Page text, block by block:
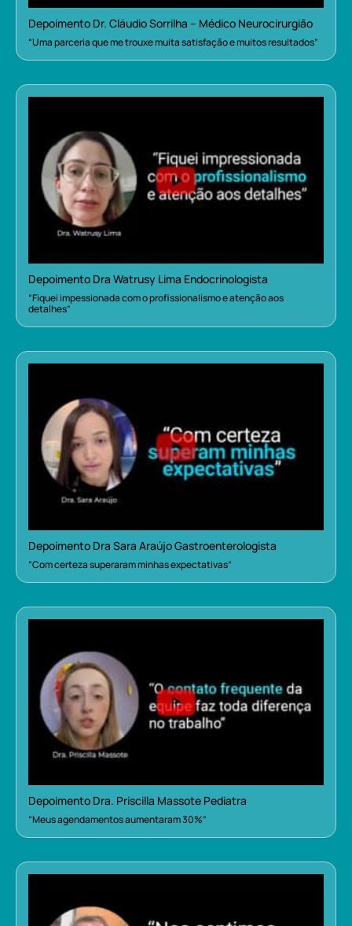
Depoimento Dr. Cláudio Sorrilha – Médico Neurocirurgião
“Uma parceria que me trouxe muita satisfação e muitos resultados”
Depoimento Dra Watrusy Lima Endocrinologista
“Fiquei impessionada com o profissionalismo e atenção aos
detalhes”
Depoimento Dra Sara Araújo Gastroenterologista
“Com certeza superaram minhas expectativas”
Depoimento Dra. Priscilla Massote Pediatra
“Meus agendamentos aumentaram 30%”